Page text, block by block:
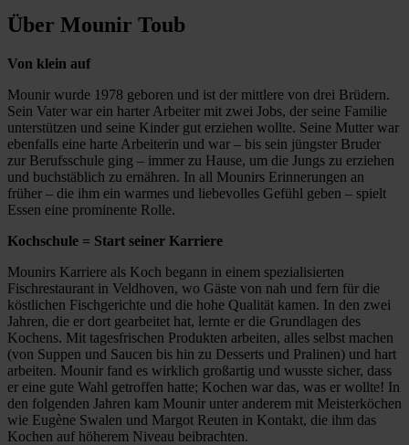
Über Mounir Toub
Von klein auf
Mounir wurde 1978 geboren und ist der mittlere von drei Brüdern.
Sein Vater war ein harter Arbeiter mit zwei Jobs, der seine Familie
unterstützen und seine Kinder gut erziehen wollte. Seine Mutter war
ebenfalls eine harte Arbeiterin und war – bis sein jüngster Bruder
zur Berufsschule ging – immer zu Hause, um die Jungs zu erziehen
und buchstäblich zu ernähren. In all Mounirs Erinnerungen an
früher – die ihm ein warmes und liebevolles Gefühl geben – spielt
Essen eine prominente Rolle.
Kochschule = Start seiner Karriere
Mounirs Karriere als Koch begann in einem spezialisierten
Fischrestaurant in Veldhoven, wo Gäste von nah und fern für die
köstlichen Fischgerichte und die hohe Qualität kamen. In den zwei
Jahren, die er dort gearbeitet hat, lernte er die Grundlagen des
Kochens. Mit tagesfrischen Produkten arbeiten, alles selbst machen
(von Suppen und Saucen bis hin zu Desserts und Pralinen) und hart
arbeiten. Mounir fand es wirklich großartig und wusste sicher, dass
er eine gute Wahl getroffen hatte; Kochen war das, was er wollte! In
den folgenden Jahren kam Mounir unter anderem mit Meisterköchen
wie Eugène Swalen und Margot Reuten in Kontakt, die ihm das
Kochen auf höherem Niveau beibrachten.